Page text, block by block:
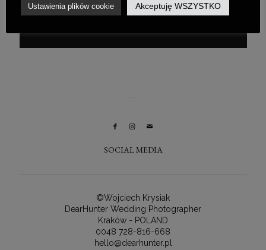
READ MORE
SOCIAL MEDIA
©Wojciech Krysiak
DearHunter Wedding Photographer
Kraków - POLAND
0048 728-816-668
hello@dearhunter.pl
Ustawienia plików cookie Akceptuję WSZYSTKO